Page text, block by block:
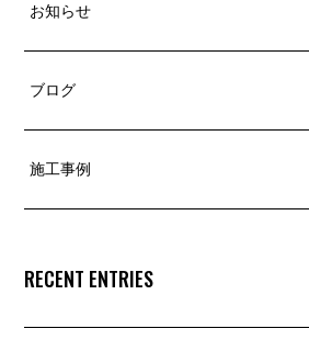
お知らせ
ブログ
施工事例
RECENT ENTRIES